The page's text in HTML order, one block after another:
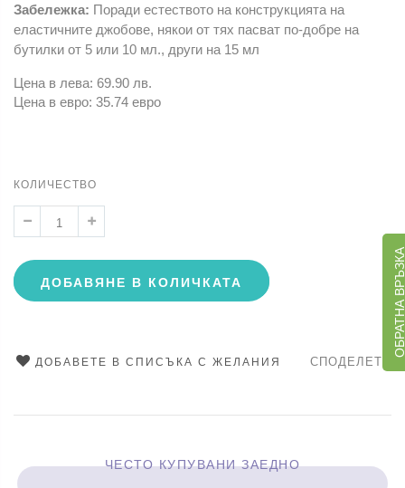
Забележка: Поради естеството на конструкцията на
еластичните джобове, някои от тях пасват по-добре на
бутилки от 5 или 10 мл., други на 15 мл
Цена в лева: 69.90 лв.
Цена в евро: 35.74 евро
КОЛИЧЕСТВО
ДОБАВЯНЕ В КОЛИЧКАТА
ДОБАВЕТЕ В СПИСЪКА С ЖЕЛАНИЯ СПОДЕЛЕТЕ
ЧЕСТО КУПУВАНИ ЗАЕДНО